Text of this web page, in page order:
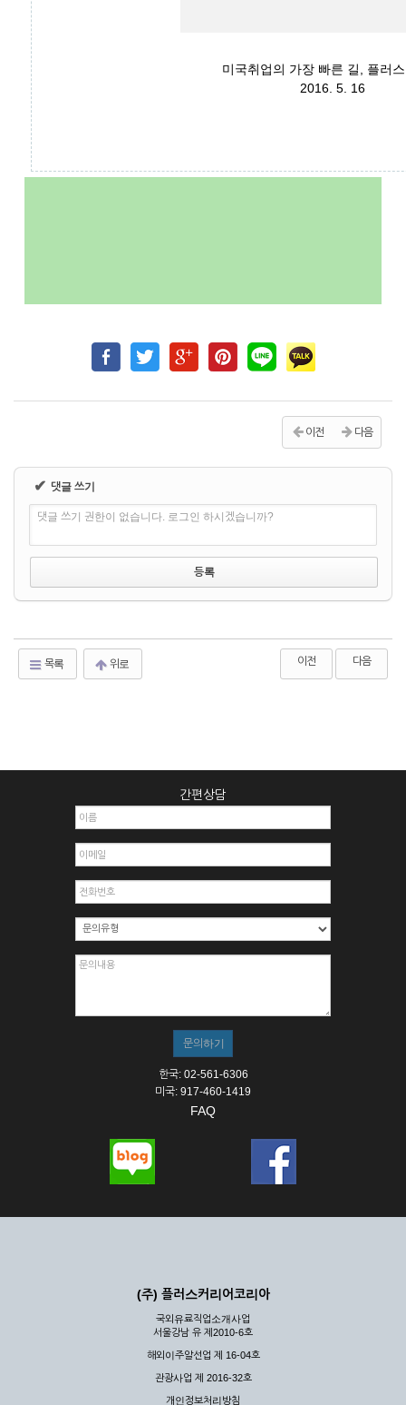
미국취업의 가장 빠른 길, 플러
2016. 5. 16
이전 다음
✔ 댓글 쓰기
댓글 쓰기 권한이 없습니다. 로그인 하시겠습니까?
목록 위로 이전 다음
간편상담
한국: 02-561-6306
미국: 917-460-1419
FAQ
(주) 플러스커리어코리아
국외유료직업소개사업
서울강남 유 제2010-6호
해외이주알선업 제 16-04호
관광사업 제 2016-32호
개인정보처리방침